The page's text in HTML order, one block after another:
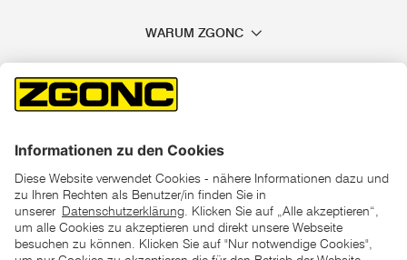
WARUM ZGONC
*der "statt"-Preis ist der niedrigste von uns in den letzten 30